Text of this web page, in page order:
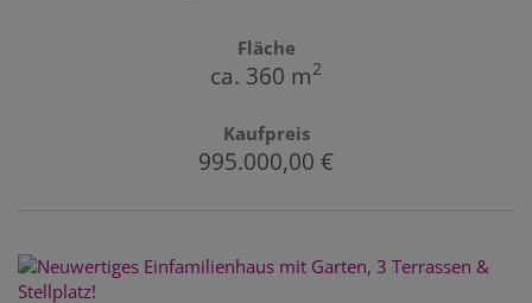
Fläche
ca. 360 m2
Kaufpreis
995.000,00 €